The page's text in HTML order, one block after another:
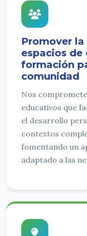
Promover
espacios de
formación
comunidad
Nos
educativos que
el desarrollo
contextos
fomentando un
adaptado a las